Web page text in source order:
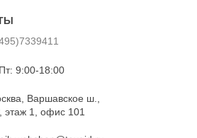
9:00-18:00
Варшавское ш.,
этаж 1, офис 101